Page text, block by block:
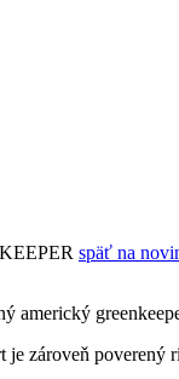
späť na
zároveň